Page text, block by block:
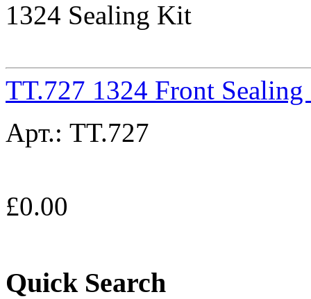
1324 Sealing Kit
TT.727 1324 Front
Арт.: TT.727
£0.00
Quick Search